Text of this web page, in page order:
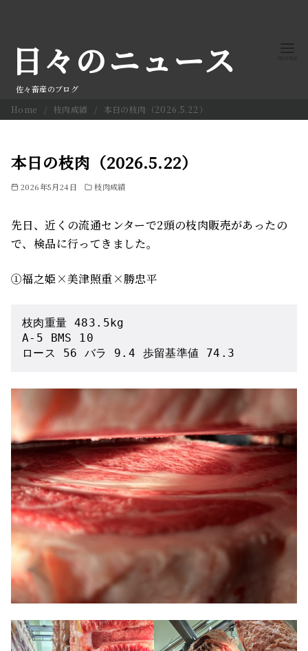
移
日々のニュース
佐々畜産のブログ
Home 枝肉成績 本日の枝肉（2026.5.22）
本日の枝肉（2026.5.22）
2026年5月24日 枝肉成績
先日、近くの流通センターで2頭の枝肉販売があったの
で、検品に行ってきました。
①福之姫×美津照重×勝忠平
枝肉重量 483.5kg
A-5 BMS 10
ロース 56 バラ 9.4 歩留基準値 74.3